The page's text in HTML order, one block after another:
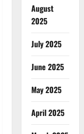
August
2025
July 2025
June 2025
May 2025
April 2025